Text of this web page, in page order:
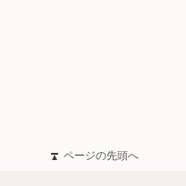
ページの先頭へ